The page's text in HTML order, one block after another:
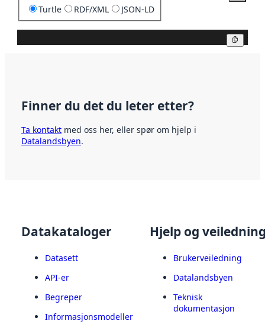
Turtle RDF/XML JSON-LD
Finner du det du leter etter?
Ta kontakt med oss her, eller spør om hjelp i
Datalandsbyen.
Datakataloger
Datasett
API-er
Begreper
Informasjonsmodeller
Hjelp og
Brukerveiledning
Datalandsbyen
Teknisk
dokumentasjon